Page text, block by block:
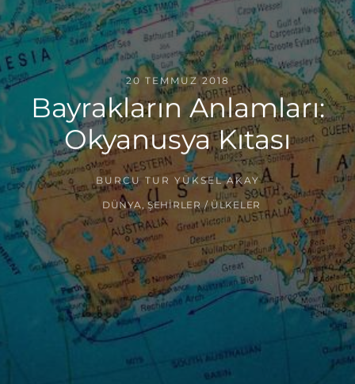
20 TEMMUZ 2018
Bayrakların Anlamları:
Okyanusya Kıtası
BURCU TUR YÜKSEL AKAY
DÜNYA ,ŞEHIRLER / ÜLKELER